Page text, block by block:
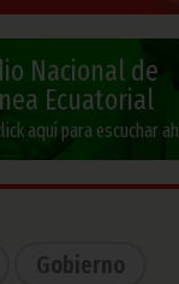
Nacional de
Ecuatorial
aquí para escuchar
Gobierno